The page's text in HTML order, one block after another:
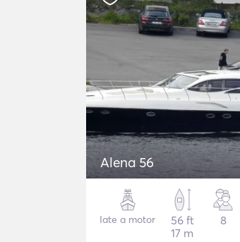
Alena 56
Iate a motor
56 ft
17 m
8